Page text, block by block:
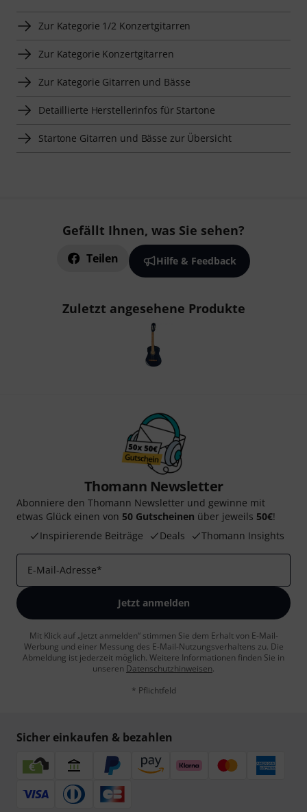
Zur Kategorie 1/2 Konzertgitarren
Zur Kategorie Konzertgitarren
Zur Kategorie Gitarren und Bässe
Detaillierte Herstellerinfos für Startone
Startone Gitarren und Bässe zur Übersicht
Gefällt Ihnen, was Sie sehen?
Teilen Hilfe & Feedback
Zuletzt angesehene Produkte
Thomann Newsletter
Abonniere den Thomann Newsletter und gewinne mit
etwas Glück einen von 50 Gutscheinen über jeweils 50€!
Inspirierende Beiträge
Deals Thomann Insights
E-Mail-Adresse*
Jetzt anmelden
Mit Klick auf „Jetzt anmelden“ stimmen Sie dem Erhalt von E-Mail-
Werbung und einer Messung des E-Mail-Nutzungsverhaltens zu. Die
Abmeldung ist jederzeit möglich. Weitere Informationen finden Sie in
unseren Datenschutzhinweisen.
* Pflichtfeld
Sicher einkaufen & bezahlen